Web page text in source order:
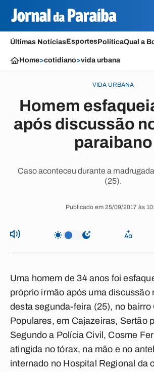
Últimas NotíciasEsportesPolíticaQual a
Home>cotidiano>vida urbana
VIDA URBANA
Homem
após discussão
paraibano
Caso aconteceu durante a
(25).
Publicado em 25/09/2017 às
Uma homem de 34 anos foi
próprio irmão após uma discussão
desta segunda-feira (25), no bairro
Populares, em Cajazeiras, Sertão
Segundo a Polícia Civil, Cosme
atingida no tórax, na mão e no
internado no Hospital Regional da